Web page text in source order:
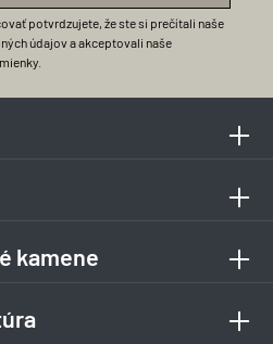
potvrdzujete, že ste si prečítali naše
údajova akceptovali naše
kamene